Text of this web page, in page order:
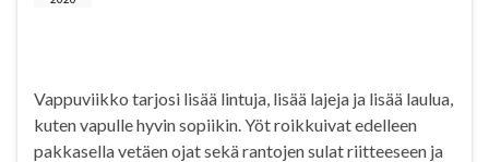
Vappuviikko tarjosi lisää lintuja, lisää lajeja ja lisää laulua,
kuten vapulle hyvin sopiikin. Yöt roikkuivat edelleen
pakkasella vetäen ojat sekä rantojen sulat riitteeseen ja